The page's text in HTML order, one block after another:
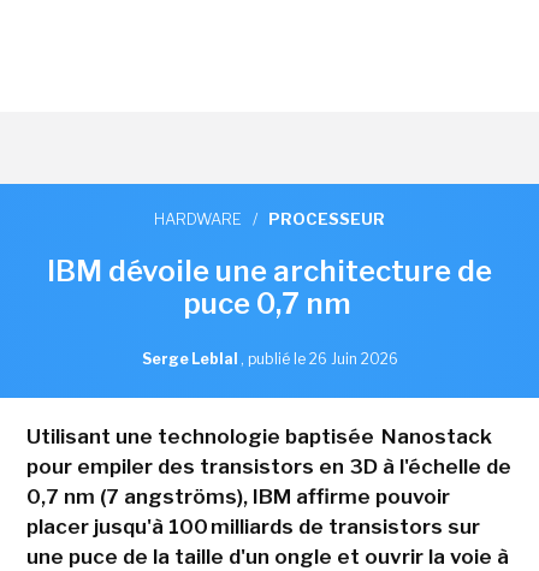
HARDWARE / PROCESSEUR
IBM dévoile une architecture de
puce 0,7 nm
Serge Leblal , publié le 26 Juin 2026
Utilisant une technologie baptisée Nanostack
pour empiler des transistors en 3D à l'échelle de
0,7 nm (7 angströms), IBM affirme pouvoir
placer jusqu'à 100 milliards de transistors sur
une puce de la taille d'un ongle et ouvrir la voie à